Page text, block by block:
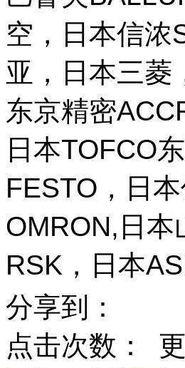
空，日本信浓
亚，日本三菱
东京精密
日本TOFCO
FESTO，日
OMRON,日
RSK，日本
分享到：
点击次数：